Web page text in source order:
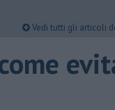
Vedi tutti gli articoli